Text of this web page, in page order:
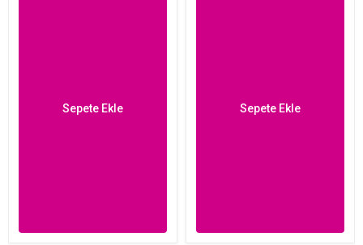
Sepete Ekle Sepete Ekle